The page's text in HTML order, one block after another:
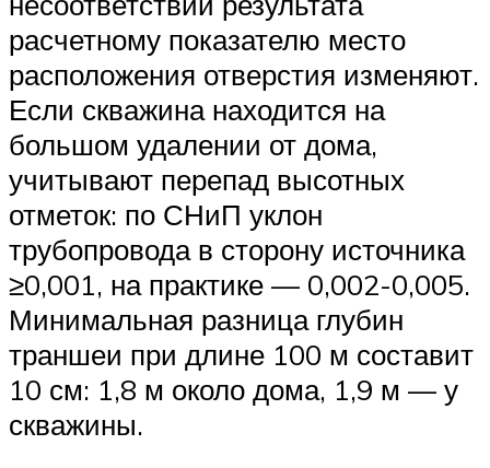
расчетному показателю место
расположения отверстия изменяют.
Если скважина находится на
большом удалении от дома,
учитывают перепад высотных
отметок: по СНиП уклон
трубопровода в сторону источника
≥0,001, на практике — 0,002-0,005.
Минимальная разница глубин
траншеи при длине 100 м составит
10 см: 1,8 м около дома, 1,9 м — у
скважины.